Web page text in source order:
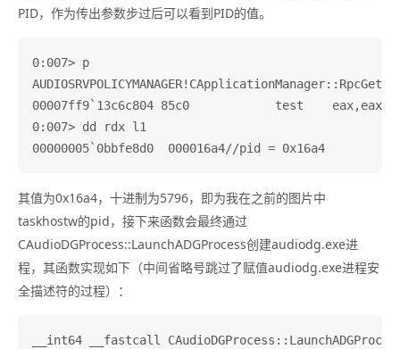
PID，作为传出参数步过后可以看到PID的值。
0:007> p
00007ff9`13c6c804 85c0            test    eax,eax
0:007> dd rdx l1
其值为0x16a4，十进制为5796，即为我在之前的图片中
taskhostw的pid，接下来函数会最终通过
CAudioDGProcess::LaunchADGProcess创建audiodg.exe进
程，其函数实现如下（中间省略号跳过了赋值audiodg.exe进程安
全描述符的过程）：
__int64 __fastcall